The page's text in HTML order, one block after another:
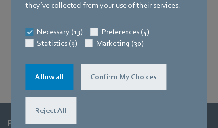
they’ve collected from your use of their services.
Necessary (13)
Preferences (4)
Statistics (9)
Marketing (30)
Allow all Confirm My Choices
Reject All
Produkte